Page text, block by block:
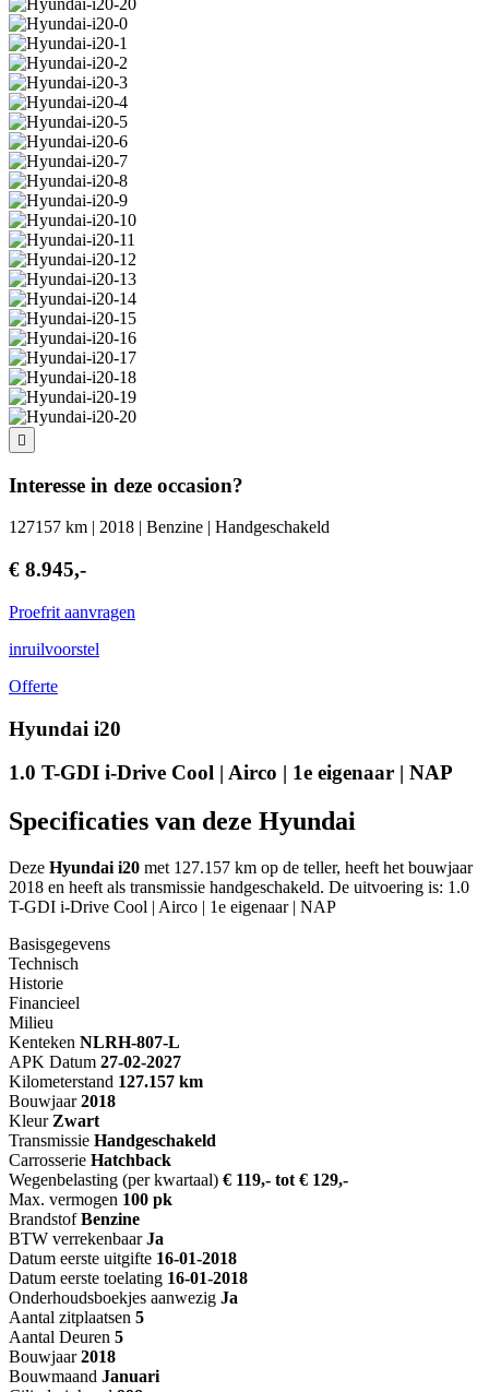
Interesse in deze occasion?
127157 km | 2018 | Benzine | Handgeschakeld
€ 8.945,-
Proefrit aanvragen
inruilvoorstel
Offerte
Hyundai i20
1.0 T-GDI i-Drive Cool | Airco | 1e eigenaar | NAP
Specificaties van deze Hyundai
Deze Hyundai i20 met 127.157 km op de teller, heeft het bouwjaar
2018 en heeft als transmissie handgeschakeld. De uitvoering is: 1.0
T-GDI i-Drive Cool | Airco | 1e eigenaar | NAP
Basisgegevens
Technisch
Historie
Financieel
Milieu
Kenteken NLRH-807-L
APK Datum 27-02-2027
Kilometerstand 127.157 km
Bouwjaar 2018
Kleur Zwart
Transmissie Handgeschakeld
Carrosserie Hatchback
Wegenbelasting (per kwartaal) € 119,- tot € 129,-
Max. vermogen 100 pk
Brandstof Benzine
BTW verrekenbaar Ja
Datum eerste uitgifte 16-01-2018
Datum eerste toelating 16-01-2018
Onderhoudsboekjes aanwezig Ja
Aantal zitplaatsen 5
Aantal Deuren 5
Bouwjaar 2018
Bouwmaand Januari